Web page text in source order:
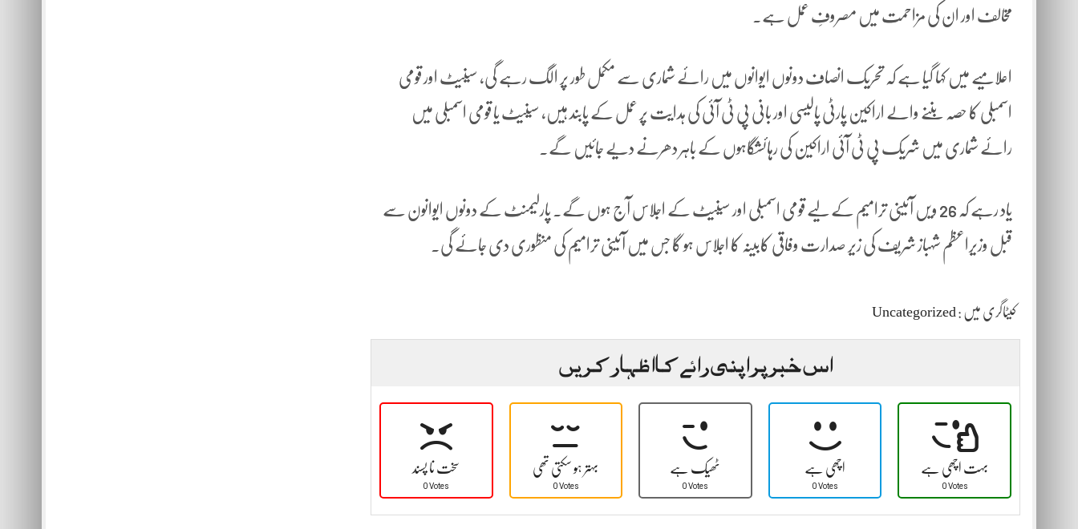
مخالف اور ان کی مزاحمت میں مصروفِ عمل ہے۔
اعلامیے میں کہا گیا ہے کہ تحریک انصاف دونوں ایوانوں میں رائے شماری سے مکمل طور پر الگ رہے گی، سینیٹ اور قومی
اسمبلی کا حصہ بننے والے اراکین پارٹی پالیسی اور بانی پی ٹی آئی کی ہدایت پر عمل کے پابند ہیں، سینیٹ یا قومی اسمبلی میں
رائے شماری میں شریک پی ٹی آئی اراکین کی رہائشگاہوں کے باہر دھرنے دیے جائیں گے۔
یاد رہے کہ 26 ویں آئینی ترامیم کے لیے قومی اسمبلی اور سینیٹ کے اجلاس آج ہوں گے۔ پارلیمنٹ کے دونوں ایوانون سے
قبل وزیراعظم شہباز شریف کی زیر صدارت وفاقی کابینہ کا اجلاس ہو گا جس میں آئینی ترامیم کی منظوری دی جائے گی۔
کیٹاگری میں : Uncategorized
اس خبر پر اپنی رائے کا اظہار کریں
سخت نا پسند
0 Votes
بہتر ہو سکتی تھی
0 Votes
ٹھیک ہے
0 Votes
اچھی ہے
0 Votes
بہت اچھی ہے
0 Votes